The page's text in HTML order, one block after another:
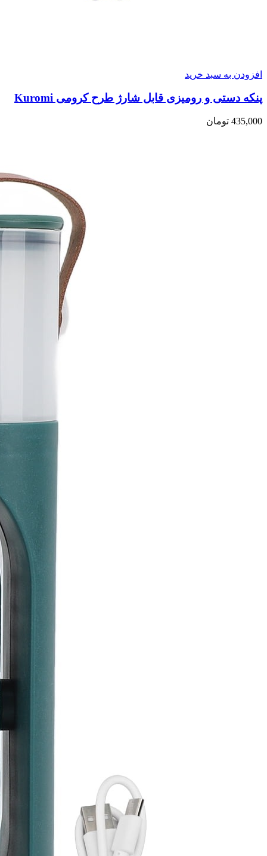
افزودن به سبد خرید
پنکه دستی و رومیزی قابل شارژ طرح کرومی Kuromi
435,000 تومان